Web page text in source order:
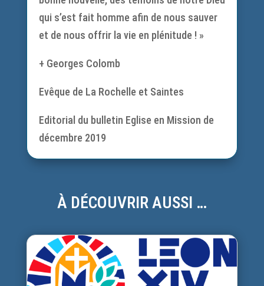
qui s’est fait homme afin de nous sauver
et de nous offrir la vie en plénitude ! »
+ Georges Colomb
Evêque de La Rochelle et Saintes
Editorial du bulletin Eglise en Mission de
décembre 2019
À DÉCOUVRIR AUSSI …